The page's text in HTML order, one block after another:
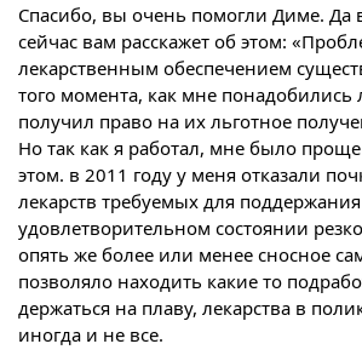
Спасибо, вы очень помогли Диме. Да
сейчас вам расскажет об этом:
лекарственным обеспечением
того момента, как мне понадобились
получил право на их льготное
Но так как я работал, мне было
этом. в 2011 году у меня отказали
лекарств требуемых для поддержания
удовлетворительном состоянии
опять же более или менее сносное
позволяло находить какие то
держаться на плаву, лекарства в
иногда и не все.